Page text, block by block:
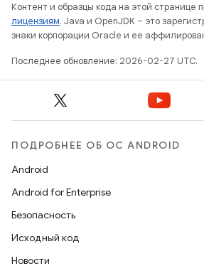
Контент и образцы кода на этой странице
лицензиям. Java и OpenJDK – это
знаки корпорации Oracle и ее
Последнее обновление: 2026-02-27 UTC.
ПОДРОБНЕЕ ОБ ОС ANDROID
Android
Android for Enterprise
Безопасность
Исходный код
Новости